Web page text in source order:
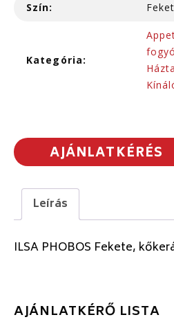
Szín:
Kategória:
AJÁNLATKÉRÉS
Leírás
ILSA PHOBOS Fekete,
AJÁNLATKÉRŐ LISTA